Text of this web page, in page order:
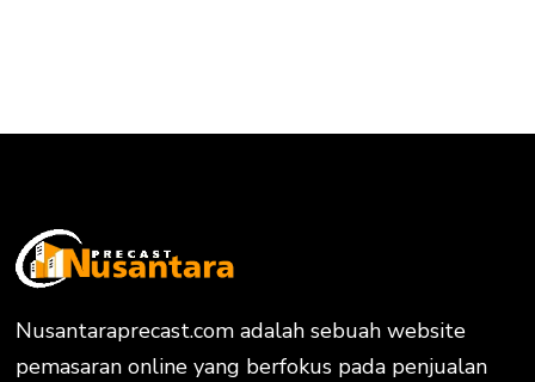
Nusantaraprecast.com adalah sebuah website
pemasaran online yang berfokus pada penjualan